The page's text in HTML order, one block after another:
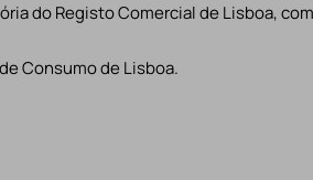
do Registo Comercial de Lisboa,
Consumo de Lisboa.